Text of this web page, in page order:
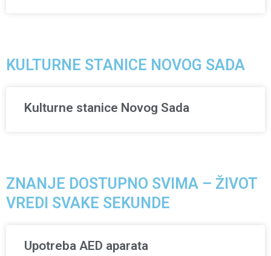
KULTURNE STANICE NOVOG SADA
Kulturne stanice Novog Sada
ZNANJE DOSTUPNO SVIMA – ŽIVOT
VREDI SVAKE SEKUNDE
Upotreba AED aparata